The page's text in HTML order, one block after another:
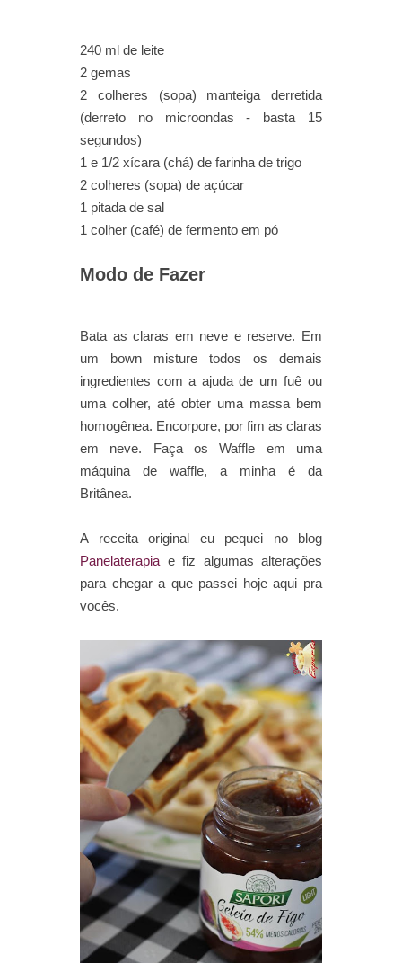
240 ml de leite
2 gemas
2 colheres (sopa) manteiga derretida
(derreto no microondas - basta 15
segundos)
1 e 1/2 xícara (chá) de farinha de trigo
2 colheres (sopa) de açúcar
1 pitada de sal
1 colher (café) de fermento em pó
Modo de Fazer
Bata as claras em neve e reserve. Em
um bown misture todos os demais
ingredientes com a ajuda de um fuê ou
uma colher, até obter uma massa bem
homogênea. Encorpore, por fim as claras
em neve. Faça os Waffle em uma
máquina de waffle, a minha é da
Britânea.
A receita original eu pequei no blog
Panelaterapia e fiz algumas alterações
para chegar a que passei hoje aqui pra
vocês.